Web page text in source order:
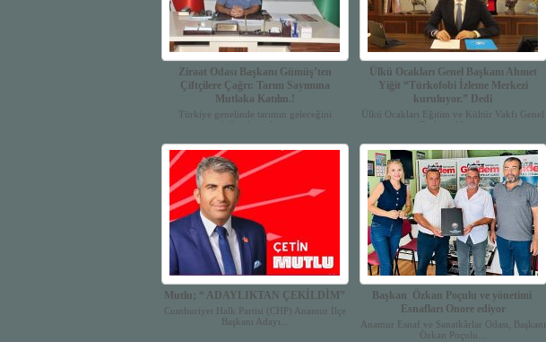
Ziraat Odası Başkanı Gümüş’ten
Çiftçilere Çağrı: Tarım Sayımına
Mutlaka Katılın.!
Türkiye genelinde tarımın geleceğini
şekillendirecek en...
Ülkü Ocakları Genel Başkanı Ahmet
Yiğit “Türkofobi İzleme Merkezi
kuruluyor.” Dedi
Ülkü Ocakları Eğitim ve Kültür Vakfı Genel
Başkanı Ahme...
Mutlu; “ ADAYLIKTAN ÇEKİLDİM”
Cumhuriyet Halk Partisi (CHP) Anamur İlçe
Başkanı Adayı...
Başkan Özkan Poçulu ve yönetimi
Esnafları Onore ediyor
Anamur Esnaf ve Sanatkârlar Odası, Başkanı
Özkan Poçulu...